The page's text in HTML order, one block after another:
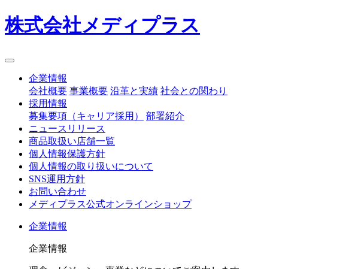
株式会社メディプラス
企業情報
会社概要 事業概要 沿革と実績 社会との関わり
採用情報
募集要項（キャリア採用）
部署紹介
ニュースリリース
商品取扱い店舗一覧
個人情報保護方針
個人情報の取り扱いについて
SNS運用方針
お問い合わせ
メディプラス公式オンラインショップ
企業情報
企業情報